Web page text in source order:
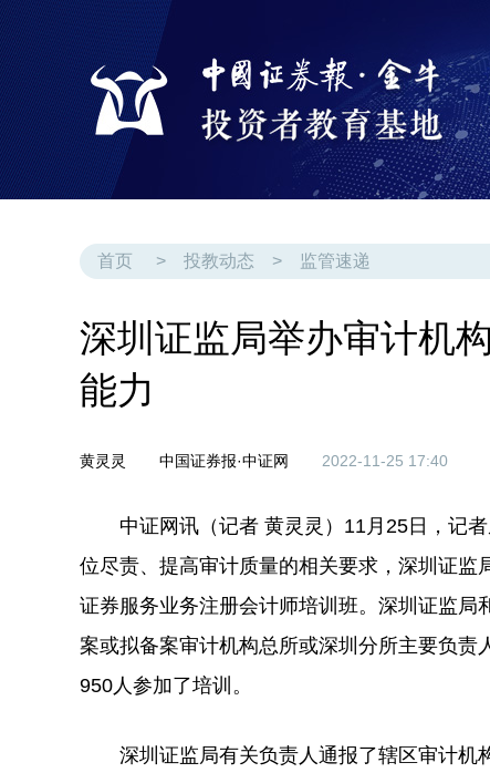
首页 > 投教动态 > 监管速递
深圳证监局举办审计机
能力
黄灵灵 中国证券报·中证网 2022-11-25 17:40
中证网讯（记者 黄灵灵）11月25日，记
位尽责、提高审计质量的相关要求，深圳证监
证券服务业务注册会计师培训班。深圳证监
案或拟备案审计机构总所或深圳分所主要负
950人参加了培训。
深圳证监局有关负责人通报了辖区审计机